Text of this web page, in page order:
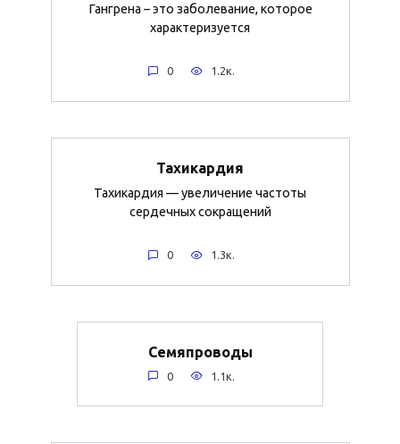
Гангрена – это заболевание, которое
характеризуется
0 1.2к.
Тахикардия
Тахикардия — увеличение частоты
сердечных сокращений
0 1.3к.
Семяпроводы
0 1.1к.